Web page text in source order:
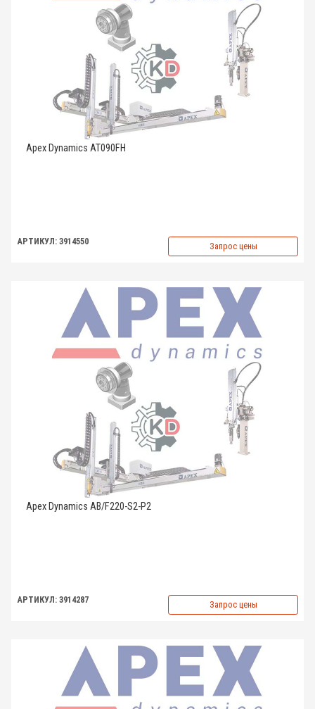
Apex Dynamics AT090FH
АРТИКУЛ: 3914550 Запрос цены
Apex Dynamics AB/F220-S2-P2
АРТИКУЛ: 3914287 Запрос цены